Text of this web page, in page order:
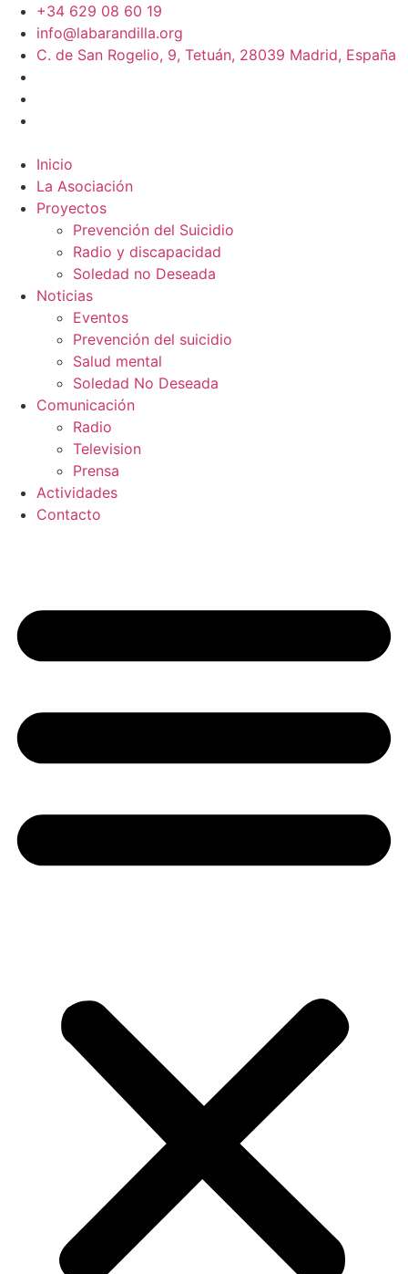
+34 629 08 60 19
info@labarandilla.org
C. de San Rogelio, 9, Tetuán, 28039 Madrid, España
Inicio
La Asociación
Proyectos
Prevención del Suicidio
Radio y discapacidad
Soledad no Deseada
Noticias
Eventos
Prevención del suicidio
Salud mental
Soledad No Deseada
Comunicación
Radio
Television
Prensa
Actividades
Contacto